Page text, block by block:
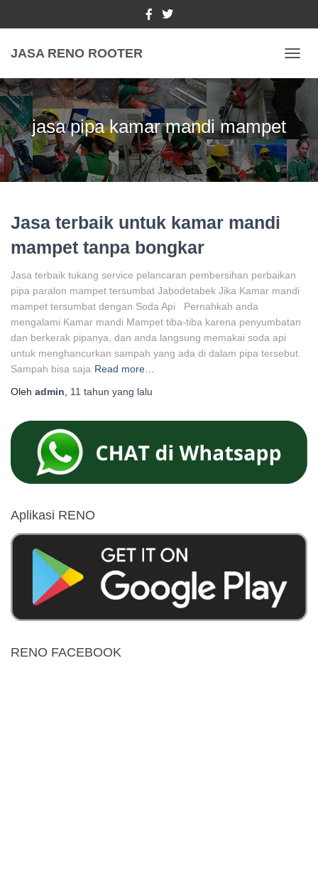
JASA RENO ROOTER
jasa pipa kamar mandi mampet
Jasa terbaik untuk kamar mandi
mampet tanpa bongkar
Jasa terbaik tukang service pelancaran pembersihan perbaikan
pipa paralon mampet tersumbat Jabodetabek Jika Kamar mandi
mampet tersumbat dengan Soda Api Pernahkah anda
mengalami Kamar mandi Mampet tiba-tiba karena penyumbatan
dan berkerak pipanya, dan anda langsung memakai soda api
untuk menghancurkan sampah yang ada di dalam pipa tersebut.
Sampah bisa saja Read more…
Oleh admin 11 tahun yang lalu
Aplikasi RENO
RENO FACEBOOK